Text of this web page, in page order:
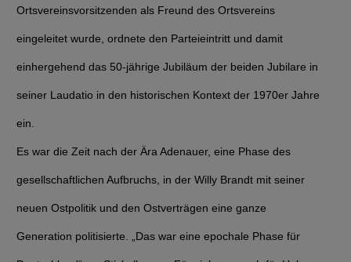
Ortsvereinsvorsitzenden als Freund des Ortsvereins
eingeleitet wurde, ordnete den Parteieintritt und damit
einhergehend das 50-jährige Jubiläum der beiden Jubilare in
seiner Laudatio in den historischen Kontext der 1970er Jahre
ein.
Es war die Zeit nach der Ära Adenauer, eine Phase des
gesellschaftlichen Aufbruchs, in der Willy Brandt mit seiner
neuen Ostpolitik und den Ostverträgen eine ganze
Generation politisierte. „Das war eine epochale Phase für